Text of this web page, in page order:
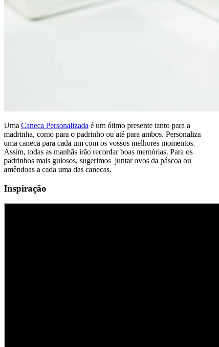
Uma Caneca Personalizada é um ótimo presente tanto para a
madrinha, como para o padrinho ou até para ambos. Personaliza
uma caneca para cada um com os vossos melhores momentos.
Assim, todas as manhãs irão recordar boas memórias. Para os
padrinhos mais gulosos, sugerimos juntar ovos da páscoa ou
amêndoas a cada uma das canecas.
Inspiração